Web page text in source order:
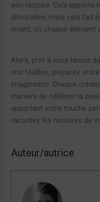
son histoire. Cela apporte
décorative, mais cela fait
vivant, où chaque élément
Alors, prêt à vous lancer
vos feuilles, préparez
imagination. Chaque
manière de célébrer la
apportant votre touche
racontez les histoires de
Auteur/autrice